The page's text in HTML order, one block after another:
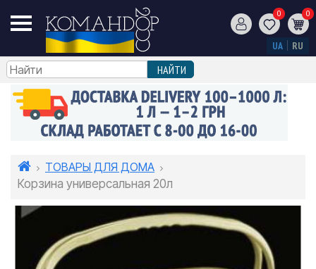
0 0
UA RU
ТОВАРЫ ДЛЯ ДОМА
Корзина универсальная 20л